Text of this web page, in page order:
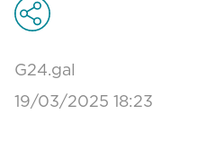
G24.gal
19/03/2025 18:23